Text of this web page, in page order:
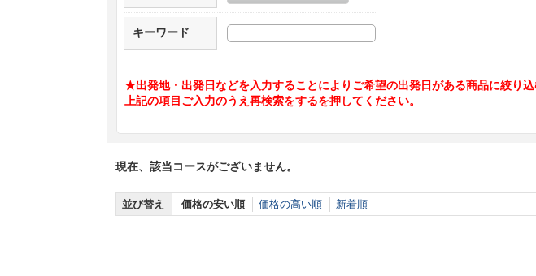
キーワード
★出発地・出発日などを入力することによりご希望の出発日がある商品に絞り込
上記の項目ご入力のうえ再検索をするを押してください。
現在、該当コースがございません。
並び替え 価格の安い順 価格の高い順 新着順